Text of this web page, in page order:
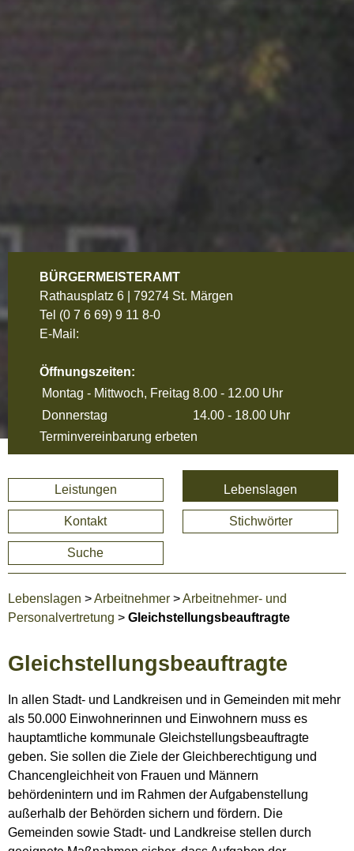
BÜRGERMEISTERAMT
Rathausplatz 6 | 79274 St. Märgen
Tel (0 7 6 69) 9 11 8-0
E-Mail:
Öffnungszeiten:
Montag - Mittwoch, Freitag 8.00 - 12.00 Uhr
Donnerstag
14.00 - 18.00 Uhr
Terminvereinbarung erbeten
Leistungen Lebenslagen
Kontakt Stichwörter
Suche
Lebenslagen >Arbeitnehmer >Arbeitnehmer- und
Personalvertretung > Gleichstellungsbeauftragte
Gleichstellungsbeauftragte
In allen Stadt- und Landkreisen und in Gemeinden mit mehr
als 50.000 Einwohnerinnen und Einwohnern muss es
hauptamtliche kommunale Gleichstellungsbeauftragte
geben. Sie sollen die Ziele der Gleichberechtigung und
Chancengleichheit von Frauen und Männern
behördenintern und im Rahmen der Aufgabenstellung
außerhalb der Behörden sichern und fördern. Die
Gemeinden sowie Stadt- und Landkreise stellen durch